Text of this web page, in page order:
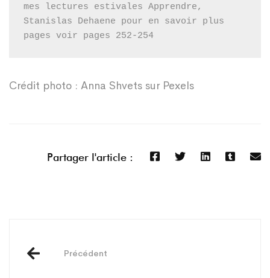
mes lectures estivales Apprendre,
Stanislas Dehaene pour en savoir plus
pages voir pages 252-254
Crédit photo : Anna Shvets sur Pexels
Partager l'article :
Précédent